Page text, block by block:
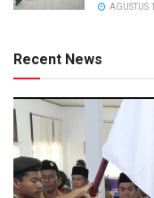
AGUSTUS
Recent News